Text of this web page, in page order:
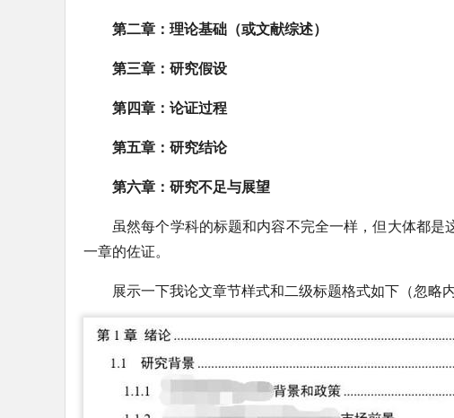
第二章：理论基础（或文献综述）
第三章：研究假设
第四章：论证过程
第五章：研究结论
第六章：研究不足与展望
虽然每个学科的标题和内容不完全一样，但大体都
一章的佐证。
展示一下我论文章节样式和二级标题格式如下（忽略